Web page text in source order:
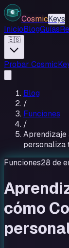
CosmicKeys
InicioBlogGuías
🇪🇸
Probar
Blog
/
Funciones
/
Aprendizaje
personaliza
Funciones28 de
cómo